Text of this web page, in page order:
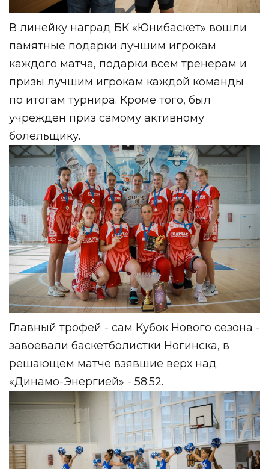
В линейку наград БК «Юнибаскет» вошли
памятные подарки лучшим игрокам
каждого матча, подарки всем тренерам и
призы лучшим игрокам каждой команды
по итогам турнира. Кроме того, был
учрежден приз самому активному
болельщику.
Главный трофей - сам Кубок Нового сезона -
завоевали баскетболистки Ногинска, в
решающем матче взявшие верх над
«Динамо-Энергией» - 58:52.